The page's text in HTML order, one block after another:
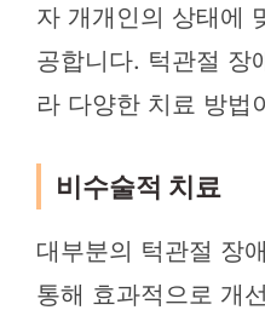
자 개개인의 상태에
공합니다. 턱관절 장
라 다양한 치료 방법
비수술적 치료
대부분의 턱관절 장
통해 효과적으로 개